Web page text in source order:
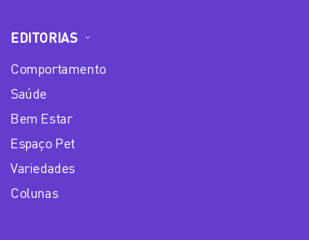
EDITORIAS
Comportamento
Saúde
Bem Estar
Espaço Pet
Variedades
Colunas